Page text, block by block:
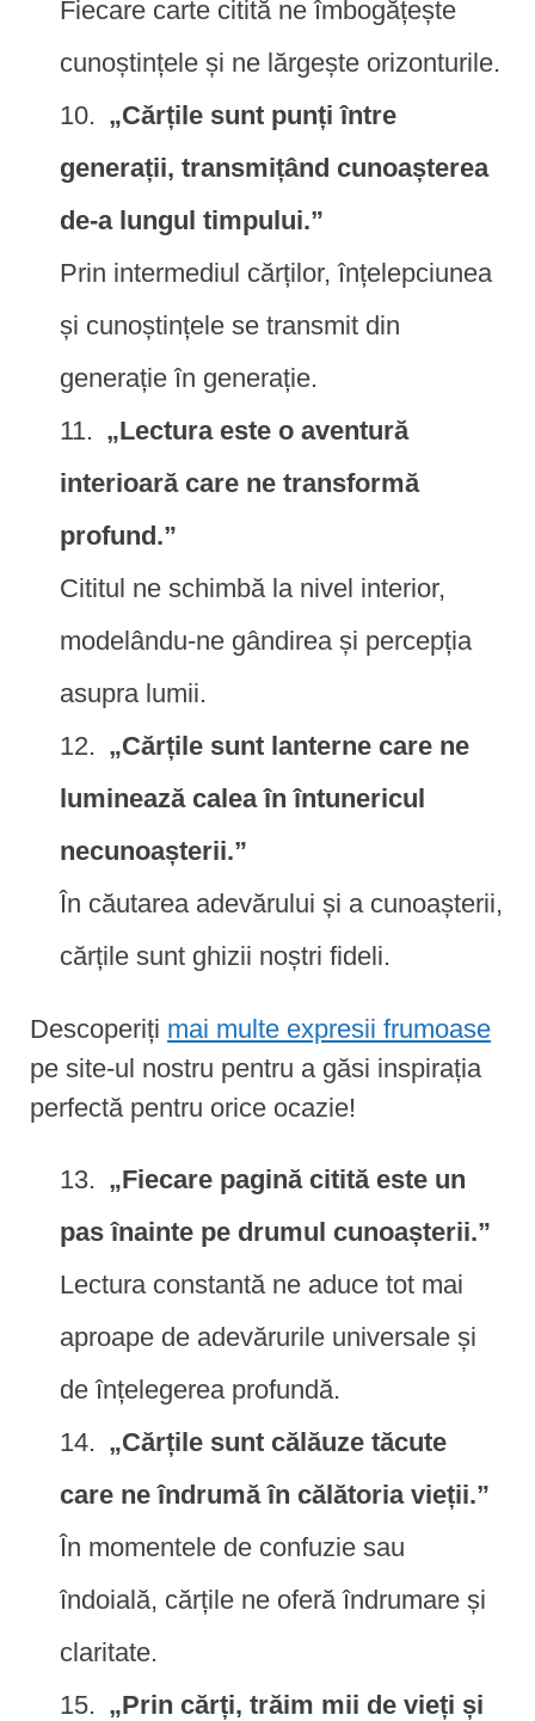
Fiecare carte citită ne îmbogățește
cunoștințele și ne lărgește orizonturile.
„Cărțile sunt punți între
generații, transmițând cunoașterea
de-a lungul timpului.”
Prin intermediul cărților, înțelepciunea
și cunoștințele se transmit din
generație în generație.
„Lectura este o aventură
interioară care ne transformă
profund.”
Cititul ne schimbă la nivel interior,
modelându-ne gândirea și percepția
asupra lumii.
„Cărțile sunt lanterne care ne
luminează calea în întunericul
necunoașterii.”
În căutarea adevărului și a cunoașterii,
cărțile sunt ghizii noștri fideli.
Descoperiți mai multe expresii frumoase
pe site-ul nostru pentru a găsi inspirația
perfectă pentru orice ocazie!
„Fiecare pagină citită este un
pas înainte pe drumul cunoașterii.”
Lectura constantă ne aduce tot mai
aproape de adevărurile universale și
de înțelegerea profundă.
„Cărțile sunt călăuze tăcute
care ne îndrumă în călătoria vieții.”
În momentele de confuzie sau
îndoială, cărțile ne oferă îndrumare și
claritate.
„Prin cărți, trăim mii de vieți și